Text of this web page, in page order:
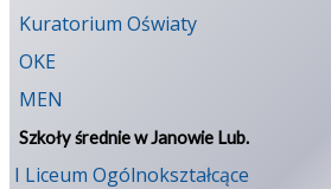
Kuratorium Oświaty
OKE
MEN
Szkoły średnie w Janowie Lub.
I Liceum Ogólnokształcące